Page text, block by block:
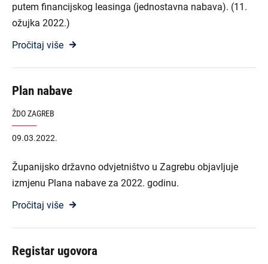
putem financijskog leasinga (jednostavna nabava). (11.
ožujka 2022.)
Pročitaj više
Plan nabave
ŽDO ZAGREB
09.03.2022.
Županijsko državno odvjetništvo u Zagrebu objavljuje
izmjenu Plana nabave za 2022. godinu.
Pročitaj više
Registar ugovora